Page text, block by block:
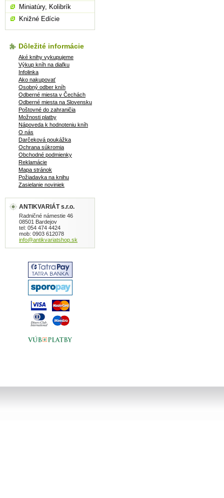
Miniatúry, Kolibrík
Knižné Edície
Dôležité informácie
Aké knihy vykupujeme
Výkup kníh na diaľku
Infolinka
Ako nakupovať
Osobný odber kníh
Odberné miesta v Čechách
Odberné miesta na Slovensku
Poštovné do zahraničia
Možnosti platby
Nápoveda k hodnoteniu kníh
O nás
Darčeková poukážka
Ochrana súkromia
Obchodné podmienky
Reklamácie
Mapa stránok
Požiadavka na knihu
Zasielanie noviniek
ANTIKVARIÁT s.r.o.
Radničné námestie 46
08501 Bardejov
tel: 054 474 4424
mob: 0903 612078
info@antikvariatshop.sk